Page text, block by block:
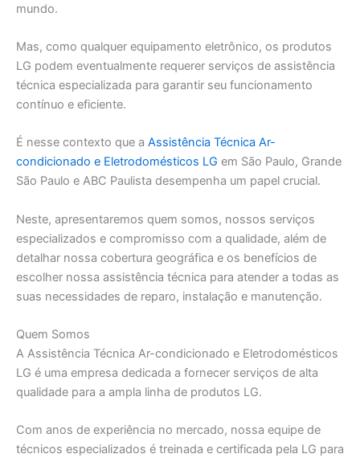
mundo.
Mas, como qualquer equipamento eletrônico, os produtos
LG podem eventualmente requerer serviços de assistência
técnica especializada para garantir seu funcionamento
contínuo e eficiente.
É nesse contexto que a Assistência Técnica Ar-
condicionado e Eletrodomésticos LG em São Paulo, Grande
São Paulo e ABC Paulista desempenha um papel crucial.
Neste, apresentaremos quem somos, nossos serviços
especializados e compromisso com a qualidade, além de
detalhar nossa cobertura geográfica e os benefícios de
escolher nossa assistência técnica para atender a todas as
suas necessidades de reparo, instalação e manutenção.
Quem Somos
A Assistência Técnica Ar-condicionado e Eletrodomésticos
LG é uma empresa dedicada a fornecer serviços de alta
qualidade para a ampla linha de produtos LG.
Com anos de experiência no mercado, nossa equipe de
técnicos especializados é treinada e certificada pela LG para